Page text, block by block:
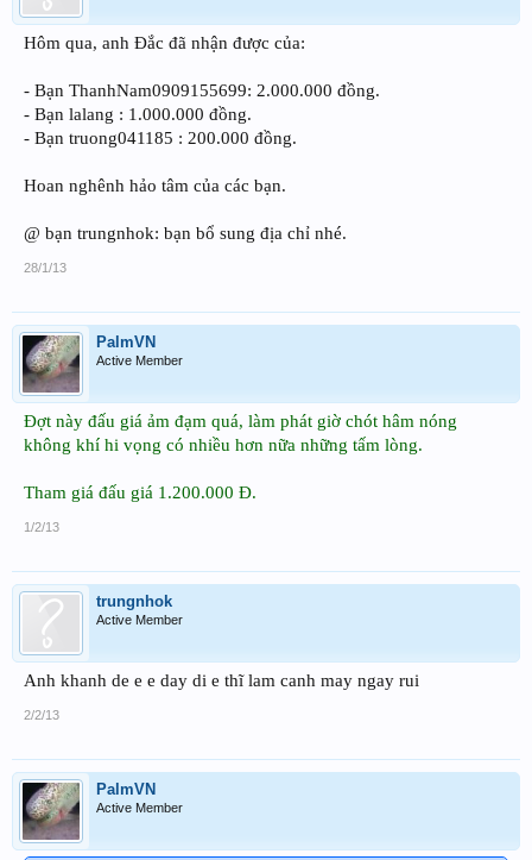
Hôm qua, anh Đắc đã nhận được của:
- Bạn ThanhNam0909155699: 2.000.000 đồng.
- Bạn lalang : 1.000.000 đồng.
- Bạn truong041185 : 200.000 đồng.
Hoan nghênh hảo tâm của các bạn.
@ bạn trungnhok: bạn bổ sung địa chỉ nhé.
28/1/13
PalmVN
Active Member
Đợt này đấu giá ảm đạm quá, làm phát giờ chót hâm nóng
không khí hi vọng có nhiều hơn nữa những tấm lòng.
Tham giá đấu giá 1.200.000 Đ.
1/2/13
trungnhok
Active Member
Anh khanh de e e day di e thĩ lam canh may ngay rui
2/2/13
PalmVN
Active Member